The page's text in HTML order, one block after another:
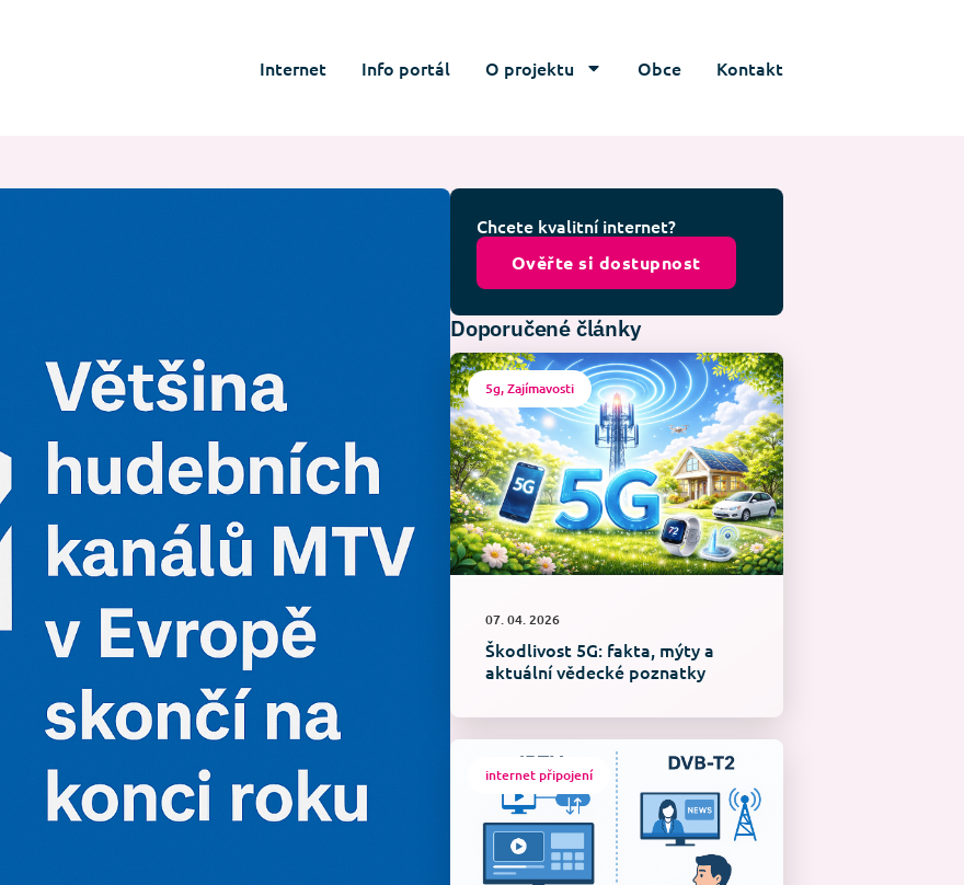
Internet Info portál O projektu Obce Kontakt
Chcete kvalitní internet?
Ověřte si dostupnost
Doporučené články
5g,Zajímavosti
07. 04. 2026
Škodlivost 5G: fakta, mýty a
aktuální vědecké poznatky
internet připojení